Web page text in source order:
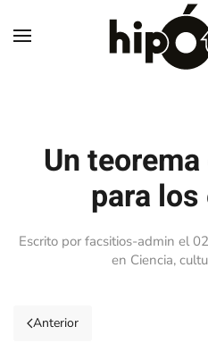
Skip to main content
Un
para
Escrito por facsitios-admin el
en Ciencia,
Anterior